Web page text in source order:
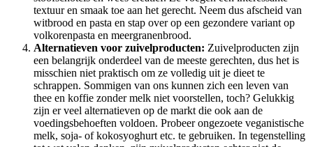
textuur en smaak toe aan het gerecht. Neem dus afscheid van
witbrood en pasta en stap over op een gezondere variant op
volkorenpasta en meergranenbrood.
Alternatieven voor zuivelproducten: Zuivelproducten zijn
een belangrijk onderdeel van de meeste gerechten, dus het is
misschien niet praktisch om ze volledig uit je dieet te
schrappen. Sommigen van ons kunnen zich een leven van
thee en koffie zonder melk niet voorstellen, toch? Gelukkig
zijn er veel alternatieven op de markt die ook aan de
voedingsbehoeften voldoen. Probeer ongezoete veganistische
melk, soja- of kokosyoghurt etc. te gebruiken. In tegenstelling